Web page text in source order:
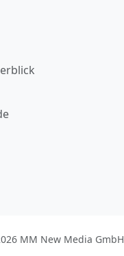
MM New Media GmbH